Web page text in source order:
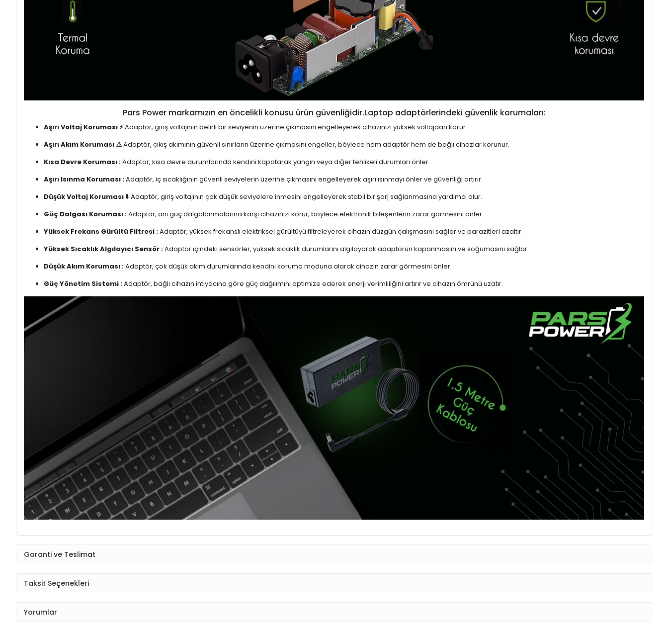
Pars Power markamızın en öncelikli konusu ürün güvenliğidir.Laptop adaptörlerindeki güvenlik korumaları:
Aşırı Voltaj Koruması ⚡Adaptör, giriş voltajının belirli bir seviyenin üzerine çıkmasını engelleyerek cihazınızı yüksek voltajdan korur.
Aşırı Akım Koruması ⚠️Adaptör, çıkış akımının güvenli sınırların üzerine çıkmasını engeller, böylece hem adaptör hem de bağlı cihazlar korunur.
Kısa Devre Koruması :Adaptör, kısa devre durumlarında kendini kapatarak yangın veya diğer tehlikeli durumları önler.
Aşırı Isınma Koruması :Adaptör, iç sıcaklığının güvenli seviyelerin üzerine çıkmasını engelleyerek aşırı ısınmayı önler ve güvenliği artırır.
Düşük Voltaj Koruması ⬇️Adaptör, giriş voltajının çok düşük seviyelere inmesini engelleyerek stabil bir şarj sağlanmasına yardımcı olur.
Güç Dalgası Koruması :Adaptör, ani güç dalgalanmalarına karşı cihazınızı korur, böylece elektronik bileşenlerin zarar görmesini önler.
Yüksek Frekans Gürültü Filtresi :Adaptör, yüksek frekanslı elektriksel gürültüyü filtreleyerek cihazın düzgün çalışmasını sağlar ve parazitleri azaltır.
Yüksek Sıcaklık Algılayıcı Sensör :Adaptör içindeki sensörler, yüksek sıcaklık durumlarını algılayarak adaptörün kapanmasını ve soğumasını sağlar.
Düşük Akım Koruması :Adaptör, çok düşük akım durumlarında kendini koruma moduna alarak cihazın zarar görmesini önler.
Güç Yönetim Sistemi :Adaptör, bağlı cihazın ihtiyacına göre güç dağılımını optimize ederek enerji verimliliğini artırır ve cihazın ömrünü uzatır.
Garanti ve Teslimat
Taksit Seçenekleri
Yorumlar